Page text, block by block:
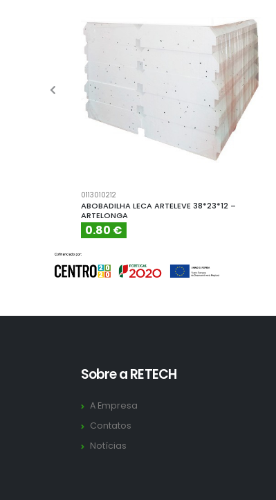
0113010212
ABOBADILHA LECA ARTELEVE 38*23*12 –
ARTELONGA
0.80 €
Sobre a RETECH
A Empresa
Contatos
Notícias